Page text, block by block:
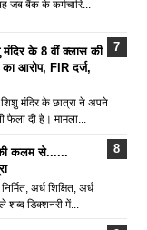
जब बैंक के कर्मचारि...
के 8 वीं क्लास की
का आरोप, FIR दर्ज,
शिशु मंदिर के छात्रा ने अपने
दी है। मामला...
कलम से......
अर्ध शिक्षित, अर्ध
शब्द डिक्शनरी में...